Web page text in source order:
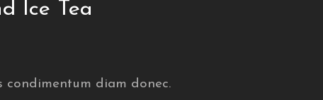
Ice Tea
condimentum diam donec.